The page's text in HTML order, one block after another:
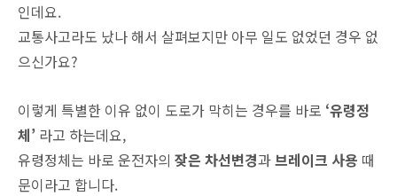
인데요.
교통사고라도 났나 해서 살펴보지만 아무 일도 없었던 경우 없
으신가요?
이렇게 특별한 이유 없이 도로가 막히는 경우를 바로 ‘유령정
체’ 라고 하는데요,
유령정체는 바로 운전자의 잦은 차선변경과브레이크 사용 때
문이라고 합니다.